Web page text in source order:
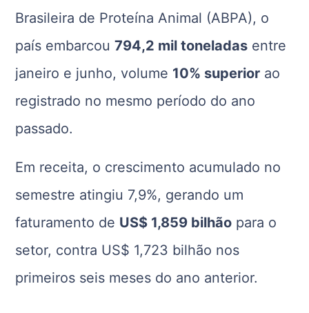
Brasileira de Proteína Animal (ABPA), o
país embarcou794,2 mil toneladas entre
janeiro e junho, volume 10% superior ao
registrado no mesmo período do ano
passado.
Em receita, o crescimento acumulado no
semestre atingiu 7,9%, gerando um
faturamento de US$ 1,859 bilhão para o
setor, contra US$ 1,723 bilhão nos
primeiros seis meses do ano anterior.